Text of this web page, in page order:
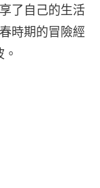
了自己的生活
時期的冒險經